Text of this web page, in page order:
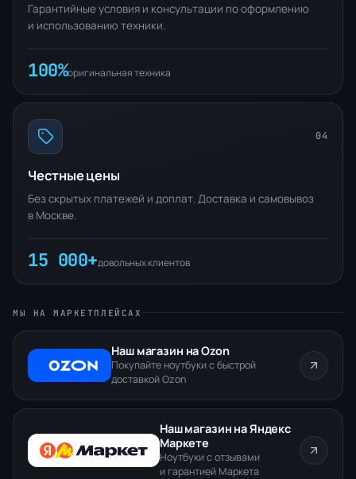
Гарантийные условия и консультации по оформлению
и использованию техники.
100%оригинальная техника
04
Честные цены
Без скрытых платежей и доплат. Доставка и самовывоз
в Москве.
15 000+довольных клиентов
МЫ НА МАРКЕТПЛЕЙСАХ
Наш магазин на Ozon
Покупайте ноутбуки с быстрой
доставкой Ozon
Наш магазин на Яндекс
Маркете
Ноутбуки с отзывами
и гарантией Маркета